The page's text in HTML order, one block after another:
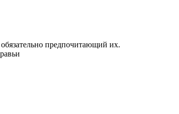
предпочитающий их.